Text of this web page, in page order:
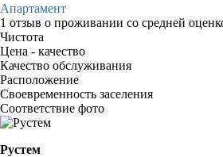
Апартамент
1 отзыв о проживании со средней
Чистота
Цена - качество
Качество обслуживания
Расположение
Своевременность заселения
Соответствие фото
Рустем